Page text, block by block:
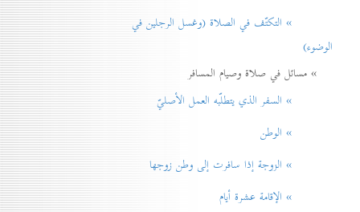
» التكتّف في الصلاة (وغسل الرجلين في
الوضوء)
» مسائل في صلاة وصيام المسافر
» السفر الذي يتطلّبه العمل الأصليّ
» الوطن
» الزوجة إذا سافرت إلی وطن زوجها
» الإقامة عشرة أيام